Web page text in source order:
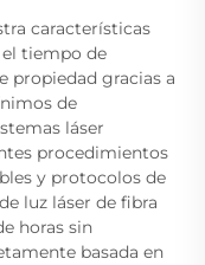
características
tiempo de
propiedad gracias a
de
láser
procedimientos
y protocolos de
luz láser de fibra
horas sin
basada en